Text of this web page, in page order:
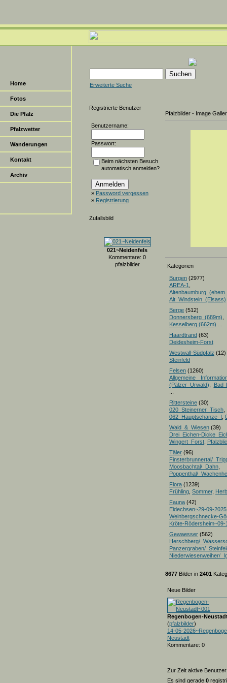
Home
Fotos
Die Pfalz
Pfalzwetter
Wanderungen
Kontakt
Archiv
Erweiterte Suche
Registrierte Benutzer
Benutzername:
Passwort:
Beim nächsten Besuch
automatisch anmelden?
» Password vergessen
» Registrierung
Zufallsbild
021~Neidenfels
Kommentare: 0
pfalzbilder
Pfalzbilder - Image
Kategorien
Burgen (2977)
AREA-1
Alt_Windstein_(Elsass)
Berge (512)
Donnersberg_(689m)
Kesselberg (662m)
Haardtrand (63)
Deidesheim-Forst
Westwall-Südpfalz (12)
Steinfeld
Felsen (1260)
Allgemeine
(Pälzer Urwald)
Bad
Rittersteine (30)
020_Steinerner_Tisch
062_Hauptschanze_I
Wald_&_Wiesen (39)
Drei_Eichen-
Wingert_Forst
Täler (96)
Finsterbrunnertal/
Moosbachtal/_Dahn
Poppenthal/
Flora (1239)
Frühling Sommer,
Fauna (42)
Eidechsen~29-09-2025
Weinbergschnecke-
Kröte-Rödersheim~09-
Gewaesser (562)
Herschberg/
Panzergraben/
Niederwiesenweiher/
8677 Bilder in 2401
Neue Bilder
Regenbogen-
(pfalzbilder)
14-05-
Neustadt
Kommentare: 0
Zur Zeit aktive
Es sind gerade 0